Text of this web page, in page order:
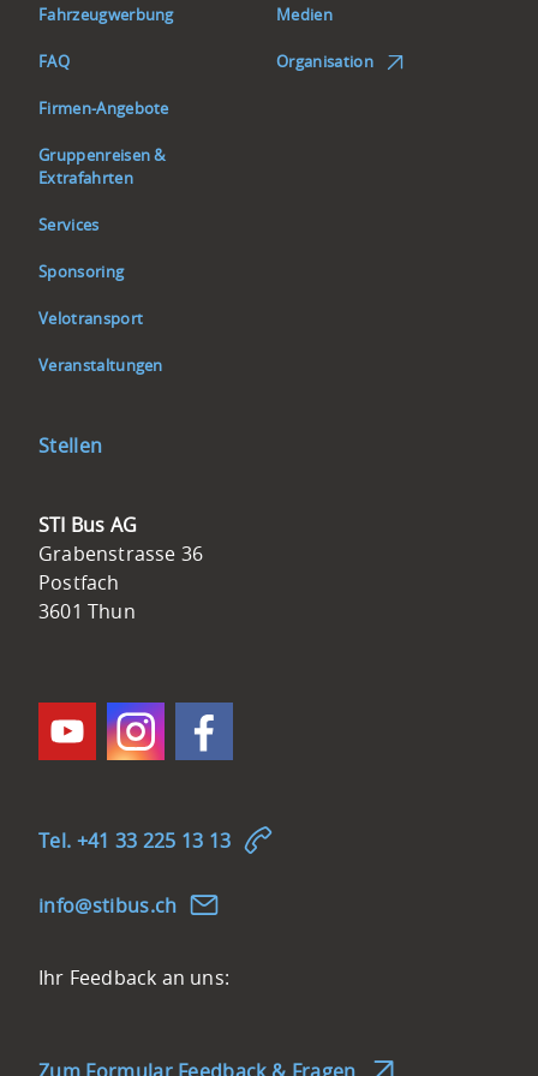
von
Stunde
und
Minuten
zu
rechnen.
geht
hinab
nach
976
Meer.
In
Kemmeriboden
befindet
Einkehrmöglichkeit
(Öffnungszeiten
beachten).
kann
Bedarf
dem
Fahrzeugwerbung
FAQ
Firmen-Angebote
Gruppenreisen &
Extrafahrten
Services
Sponsoring
Velotransport
Veranstaltungen
Medien
Organisation
Stellen
Kontakt
STI
Bus
AG
STI Bus AG
Grabenstrasse 36
Postfach
3601 Thun
Tel. +41 33 225 13 13
nf st b s ch
Feedback-
Ihr Feedback an uns: